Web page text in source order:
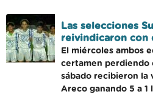
Las selecciones
reivindicaron con
El miércoles ambos
certamen perdiendo
sábado recibieron la
Areco ganando 5 a 1